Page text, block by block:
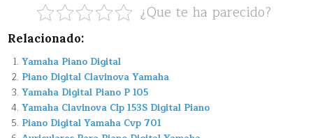
¿Que te ha parecido?
Relacionado:
Yamaha Piano Digital
Piano Digital Clavinova Yamaha
Yamaha Digital Piano P 105
Yamaha Clavinova Clp 153S Digital Piano
Piano Digital Yamaha Cvp 701